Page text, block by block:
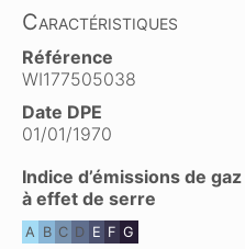
Caractéristiques
Référence
WI177505038
Date DPE
01/01/1970
Indice d’émissions de gaz
à effet de serre
A B C D E F G